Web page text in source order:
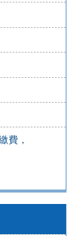
費，